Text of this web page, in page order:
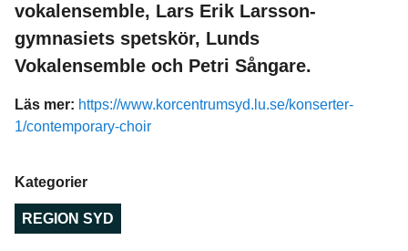
vokalensemble, Lars Erik Larsson-
gymnasiets spetskör, Lunds
Vokalensemble och Petri Sångare.
Läs mer: https://www.korcentrumsyd.lu.se/konserter-
1/contemporary-choir
Kategorier
REGION SYD